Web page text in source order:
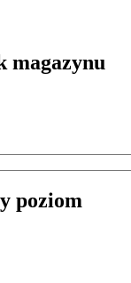
magazynu
poziom